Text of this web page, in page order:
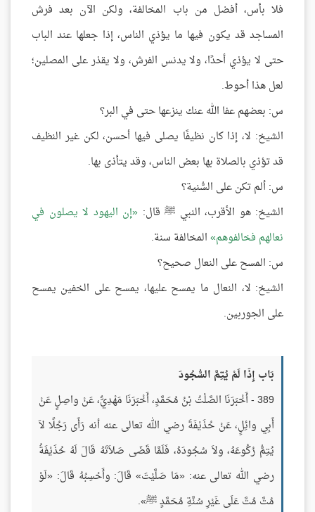
فلا بأس، أفضل من باب المخالفة، ولكن الآن بعد فرش
المساجد قد يكون فيها ما يؤذي الناس، إذا جعلها عند الباب
حتى لا يؤذي أحدًا، ولا يدنس الفرش، ولا يقذر على المصلين؛
لعل هذا أحوط.
س: بعضهم عفا الله عنك ينزعها حتى في البر؟
الشيخ: لا، إذا كان نظيفًا يصلى فيها أحسن، لكن غير النظيف
قد تؤذي بالصلاة بها بعض الناس، وقد يتأذى بها.
س: ألم تكن على السُّنية؟
الشيخ: هو الأقرب، النبي ﷺ قال: إن اليهود لا يصلون في
نعالهم فخالفوهم المخالفة سنة.
س: المسح على النعال صحيح؟
الشيخ: لا، النعال ما يمسح عليها، يمسح على الخفين يمسح
على الجوربين.
بَاب إِذَا لَمْ يُتِمَّ السُّجُودَ
389 - أَخْبَرَنَا الصَّلْتُ بْنُ مُحَمَّدٍ، أَخْبَرَنَا مَهْدِيٌّ، عَنْ واصِلٍ عَنْ
أَبِي وائِلٍ، عَنْ حُذَيْفَةَ رضي الله تعالى عنه أنه رَأَى رَجُلًا لاَ
يُتِمُّ رُكُوعَهُ، ولاَ سُجُودَهُ، فَلَمَّا قَضَى صَلاَتَهُ قَالَ لَهُ حُذَيْفَةُ
رضي الله تعالى عنه: «مَا صَلَّيْتَ» قَالَ: وأَحْسِبُهُ قَالَ: «لَوْ
مُتَّ مُتَّ عَلَى غَيْرِ سُنَّةِ مُحَمَّدٍ ﷺ».